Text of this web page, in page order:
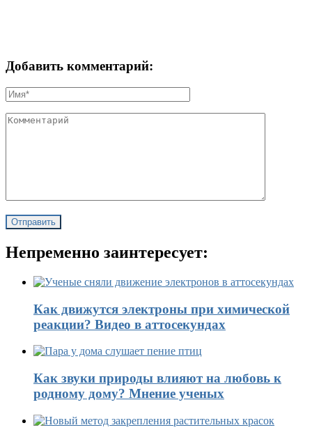
Добавить комментарий:
Непременно заинтересует:
Как движутся электроны при химической
реакции? Видео в аттосекундах
Как звуки природы влияют на любовь к
родному дому? Мнение ученых